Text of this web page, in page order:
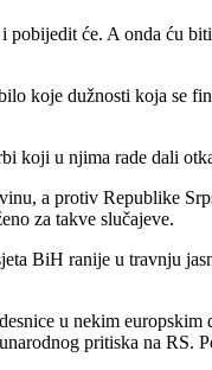
će. A onda ću
koje dužnosti koja se
koji u njima rade dali
a protiv Republike
za takve slučajeve.
BiH ranije u travnju
u nekim
pritiska na RS.